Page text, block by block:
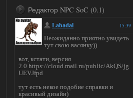
Редактор NPC SoC (0.1)
15:39
Labadal
Неожиданно приятно увидеть
тут свою васянку))
вот, кстати, версия
2.0 https://cloud.mail.ru/public/AkQS/jg
UEVJfpd
тут есть некое подобие справки и
красивый дизайн)